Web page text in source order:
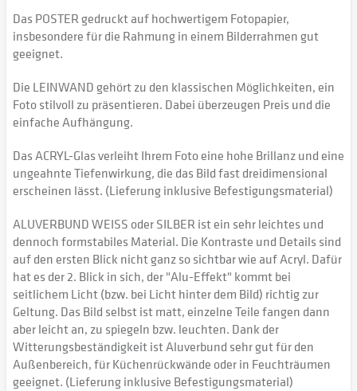
Das POSTER gedruckt auf hochwertigem Fotopapier,
insbesondere für die Rahmung in einem Bilderrahmen gut
geeignet.
Die LEINWAND gehört zu den klassischen Möglichkeiten, ein
Foto stilvoll zu präsentieren. Dabei überzeugen Preis und die
einfache Aufhängung.
Das ACRYL-Glas verleiht Ihrem Foto eine hohe Brillanz und eine
ungeahnte Tiefenwirkung, die das Bild fast dreidimensional
erscheinen lässt. (Lieferung inklusive Befestigungsmaterial)
ALUVERBUND WEISS oder SILBER ist ein sehr leichtes und
dennoch formstabiles Material. Die Kontraste und Details sind
auf den ersten Blick nicht ganz so sichtbar wie auf Acryl. Dafür
hat es der 2. Blick in sich, der "Alu-Effekt" kommt bei
seitlichem Licht (bzw. bei Licht hinter dem Bild) richtig zur
Geltung. Das Bild selbst ist matt, einzelne Teile fangen dann
aber leicht an, zu spiegeln bzw. leuchten. Dank der
Witterungsbeständigkeit ist Aluverbund sehr gut für den
Außenbereich, für Küchenrückwände oder in Feuchträumen
geeignet. (Lieferung inklusive Befestigungsmaterial)